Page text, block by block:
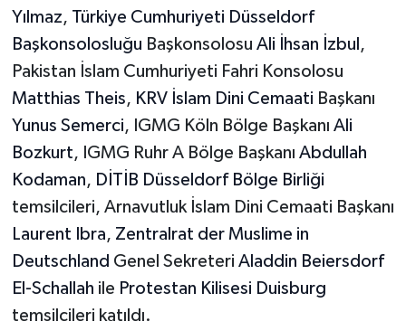
Yılmaz, Türkiye Cumhuriyeti Düsseldorf
Başkonsolosluğu Başkonsolosu Ali İhsan İzbul ,
Pakistan İslam Cumhuriyeti Fahri Konsolosu
Matthias Theis, KRV İslam Dini Cemaati Başkanı
Yunus Semerci, IGMG Köln Bölge Başkanı Ali
Bozkurt, IGMG Ruhr A Bölge Başkanı Abdullah
Kodaman, DİTİB Düsseldorf Bölge Birliği
temsilcileri, Arnavutluk İslam Dini Cemaati Başkanı
Laurent Ibra, Zentralrat der Muslime in
Deutschland Genel Sekreteri Aladdin Beiersdorf
El-Schallah ile Protestan Kilisesi Duisburg
temsilcileri katıldı.
Spor